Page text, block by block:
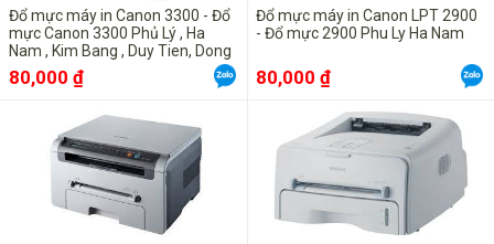
Đổ mực máy in canon 1120
Đổ mực máy in canon LPB 3310
Đổ mực máy in Canon 3300 - Đổ
mực Canon 3300 Phủ Lý , Ha
Nam , Kim Bang , Duy Tien, Dong
Van, Binh Luc Ly Nhan
80,000 ₫
Đổ mực máy in Canon LPT 2900
- Đổ mực 2900 Phu Ly Ha Nam
80,000 ₫